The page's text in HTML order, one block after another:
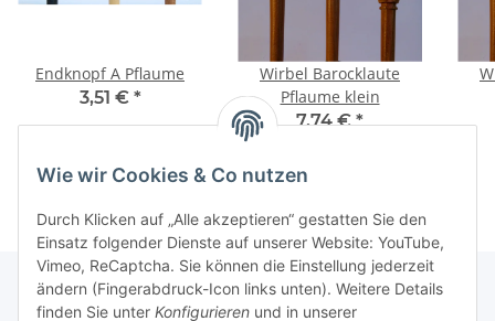
Wie wir Cookies & Co nutzen
Durch Klicken auf „Alle akzeptieren“ gestatten Sie den
Einsatz folgender Dienste auf unserer Website: YouTube,
Vimeo, ReCaptcha. Sie können die Einstellung jederzeit
ändern (Fingerabdruck-Icon links unten). Weitere Details
finden Sie unter Konfigurieren und in unserer
Endknopf A Pflaume
3,51 € *
Wirbel Barocklaute
Pflaume klein
7,74 €*